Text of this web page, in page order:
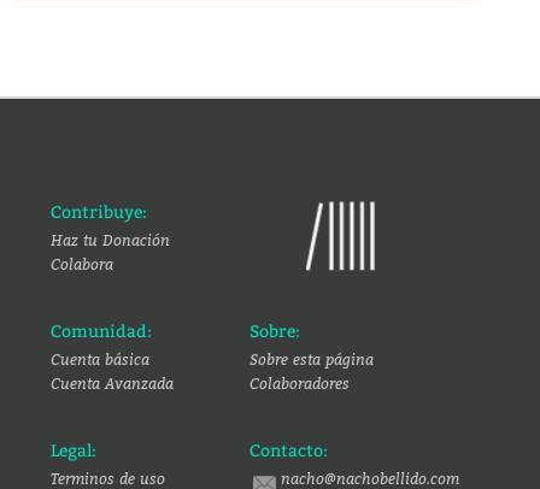
Contribuye:
Haz tu Donación
Colabora
Comunidad:
Cuenta básica
Cuenta Avanzada
Sobre:
Sobre esta página
Colaboradores
Legal:
Terminos de uso
Contacto:
nacho@nachobellido.com